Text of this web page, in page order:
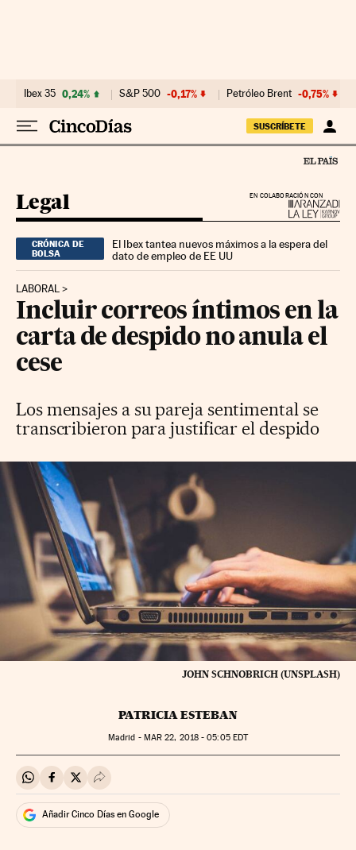
Ibex 35 0,24% S&P 500 -0,17% Petróleo Brent -0,75%
SUSCRÍBETE
EN COLABORACIÓN CON
Legal
CRÓNICA DE
BOLSA
El Ibex tantea nuevos máximos a la espera del
dato de empleo de EE UU
LABORAL
Incluir correos íntimos en la
carta de despido no anula el
cese
Los mensajes a su pareja sentimental se
transcribieron para justificar el despido
JOHN SCHNOBRICH (UNSPLASH)
PATRICIA ESTEBAN
Madrid - MAR 22, 2018 - 05:05EDT
Compartir en Whatsapp
Compartir en Facebook
Compartir en Twitter
Desplegar Redes Sociales
Añadir Cinco Días en Google